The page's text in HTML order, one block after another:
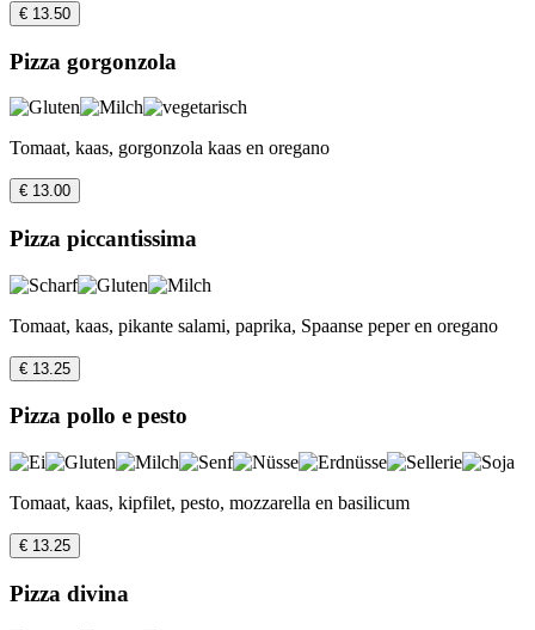
€ 13.50
Pizza gorgonzola
Tomaat, kaas, gorgonzola kaas en oregano
€ 13.00
Pizza piccantissima
Tomaat, kaas, pikante salami, paprika, Spaanse peper en oregano
€ 13.25
Pizza pollo e pesto
Tomaat, kaas, kipfilet, pesto, mozzarella en basilicum
€ 13.25
Pizza divina